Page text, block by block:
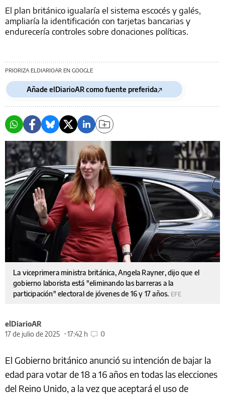
El plan británico igualaría el sistema escocés y galés,
ampliaría la identificación con tarjetas bancarias y
endurecería controles sobre donaciones políticas.
PRIORIZA ELDIARIOAR EN GOOGLE
Añade elDiarioAR como fuente preferida
La viceprimera ministra británica, Angela Rayner, dijo que el
gobierno laborista está "eliminando las barreras a la
participación" electoral de jóvenes de 16 y 17 años. EFE
elDiarioAR
17 de julio de 2025
17:42 h 0
El Gobierno británico anunció su intención de bajar la
edad para votar de 18 a 16 años en todas las elecciones
del Reino Unido, a la vez que aceptará el uso de